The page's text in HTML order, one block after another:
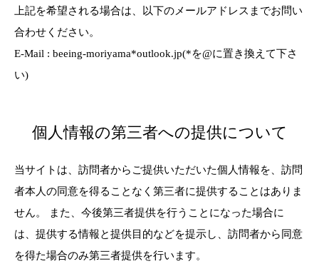
上記を希望される場合は、以下のメールアドレスまでお問い
合わせください。
E-Mail : beeing-moriyama*outlook.jp(*を@に置き換えて下さ
い)
個人情報の第三者への提供について
当サイトは、訪問者からご提供いただいた個人情報を、訪問
者本人の同意を得ることなく第三者に提供することはありま
せん。 また、今後第三者提供を行うことになった場合に
は、提供する情報と提供目的などを提示し、訪問者から同意
を得た場合のみ第三者提供を行います。